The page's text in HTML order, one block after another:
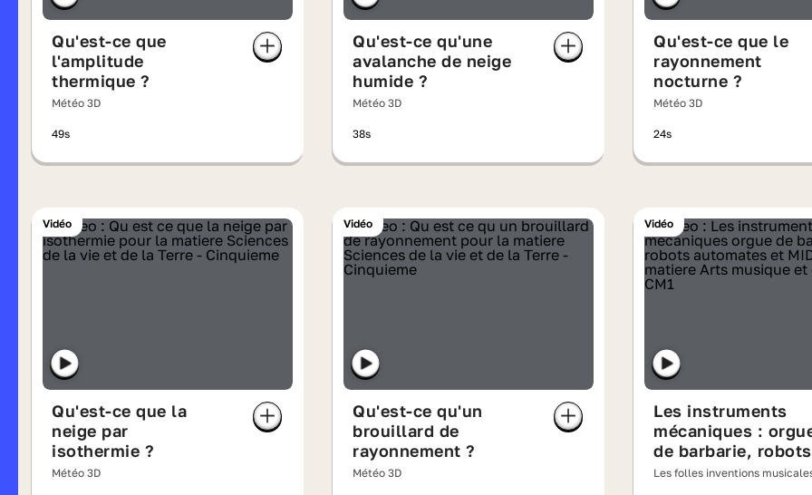
Qu'est-ce que
l'amplitude
thermique ?
Météo 3D
49s
Qu'est-ce qu'une
avalanche de neige
humide ?
Météo 3D
38s
Qu'est-ce que le
rayonnement
nocturne ?
Météo 3D
24s
Vidéo
Qu'est-ce que la
neige par
isothermie ?
Météo 3D
Vidéo
Qu'est-ce qu'un
brouillard de
rayonnement ?
Météo 3D
Vidéo
Les instruments
mécaniques :
de barbarie, robots
automates et MIDI
Les folles inventions